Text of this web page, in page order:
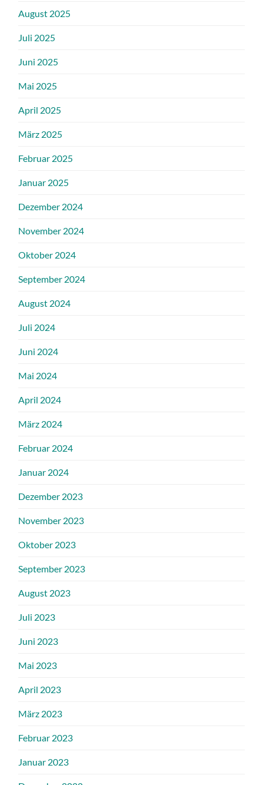
August 2025
Juli 2025
Juni 2025
Mai 2025
April 2025
März 2025
Februar 2025
Januar 2025
Dezember 2024
November 2024
Oktober 2024
September 2024
August 2024
Juli 2024
Juni 2024
Mai 2024
April 2024
März 2024
Februar 2024
Januar 2024
Dezember 2023
November 2023
Oktober 2023
September 2023
August 2023
Juli 2023
Juni 2023
Mai 2023
April 2023
März 2023
Februar 2023
Januar 2023